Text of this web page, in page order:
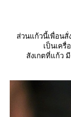
ส่วนแก้วนี้เพื่อนสั่
เป็นเค
สังเกตที่แก้ว